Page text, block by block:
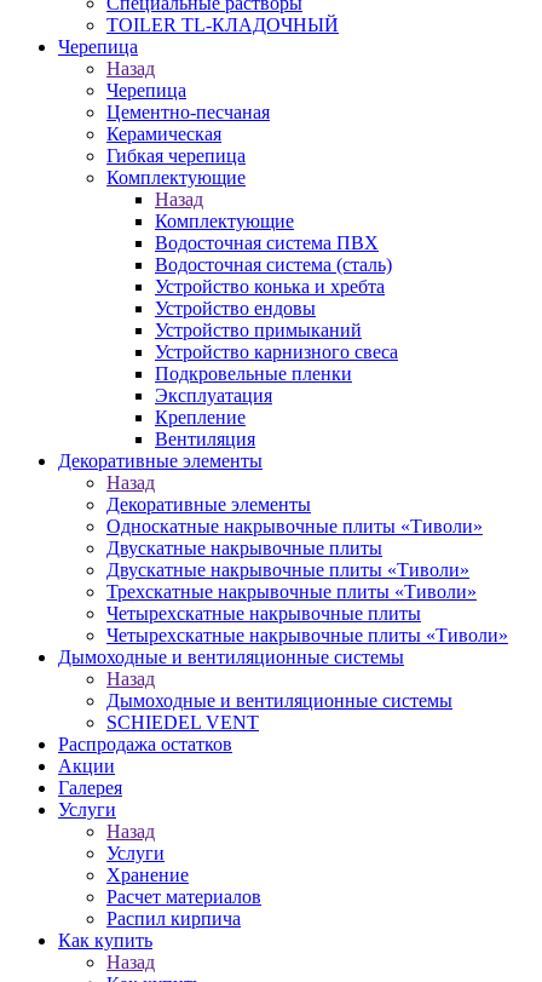
TOILER TL-КЛАДОЧНЫЙ
Черепица
Назад
Черепица
Цементно-песчаная
Керамическая
Гибкая черепица
Комплектующие
Назад
Комплектующие
Водосточная система ПВХ
Водосточная система (сталь)
Устройство конька и хребта
Устройство ендовы
Устройство примыканий
Устройство карнизного свеса
Подкровельные пленки
Эксплуатация
Крепление
Вентиляция
Декоративные элементы
Назад
Декоративные элементы
Односкатные накрывочные плиты «Тиволи»
Двускатные накрывочные плиты
Двускатные накрывочные плиты «Тиволи»
Трехскатные накрывочные плиты «Тиволи»
Четырехскатные накрывочные плиты
Четырехскатные накрывочные плиты «Тиволи»
Дымоходные и вентиляционные системы
Назад
Дымоходные и вентиляционные системы
SCHIEDEL VENT
Распродажа остатков
Акции
Галерея
Услуги
Назад
Услуги
Хранение
Расчет материалов
Распил кирпича
Как купить
Назад